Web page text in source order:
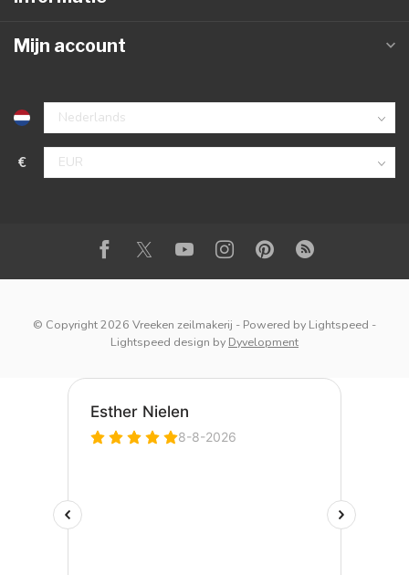
Mijn account
€
© Copyright 2026 Vreeken zeilmakerij - Powered by Lightspeed -
Lightspeed design by Dyvelopment